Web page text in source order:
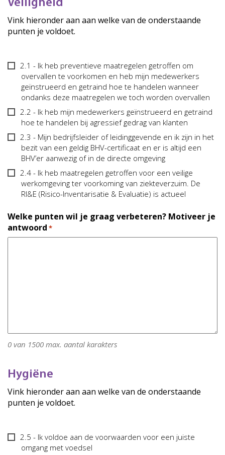
Veiligheid
Vink hieronder aan aan welke van de onderstaande
punten je voldoet.
Opsomming
Veiligheid
(&
Hygiëne)
2.1 - Ik heb preventieve maatregelen getroffen om
overvallen te voorkomen en heb mijn medewerkers
geïnstrueerd en getraind hoe te handelen wanneer
ondanks deze maatregelen we toch worden overvallen
2.2 - Ik heb mijn medewerkers geïnstrueerd en getraind
hoe te handelen bij agressief gedrag van klanten
2.3 - Mijn bedrijfsleider of leidinggevende en ik zijn in het
bezit van een geldig BHV-certificaat en er is altijd een
BHV’er aanwezig of in de directe omgeving
2.4 - Ik heb maatregelen getroffen voor een veilige
werkomgeving ter voorkoming van ziekteverzuim. De
RI&E (Risico-Inventarisatie & Evaluatie) is actueel
Welke punten wil je graag verbeteren? Motiveer je
antwoord *
0 van 1500 max. aantal karakters
Hygiëne
Vink hieronder aan aan welke van de onderstaande
punten je voldoet.
2.5 2.5 - Ik voldoe aan de voorwaarden voor een juiste
omgang met voedsel